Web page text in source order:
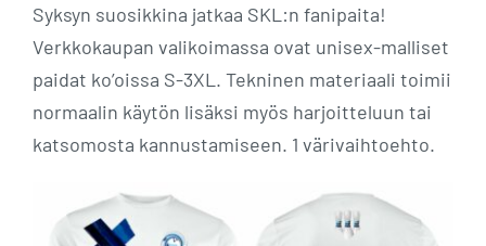
Syksyn suosikkina jatkaa SKL:n fanipaita!
Verkkokaupan valikoimassa ovat unisex-malliset
paidat ko’oissa S-3XL. Tekninen materiaali toimii
normaalin käytön lisäksi myös harjoitteluun tai
katsomosta kannustamiseen. 1 värivaihtoehto.